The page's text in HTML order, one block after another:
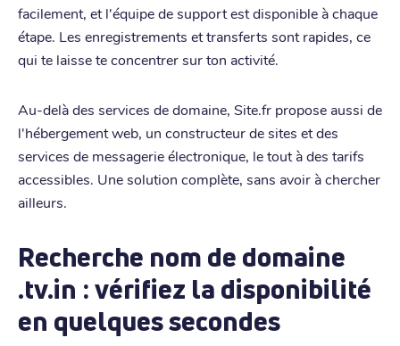
facilement, et l'équipe de support est disponible à chaque
étape. Les enregistrements et transferts sont rapides, ce
qui te laisse te concentrer sur ton activité.
Au-delà des services de domaine, Site.fr propose aussi de
l'hébergement web, un constructeur de sites et des
services de messagerie électronique, le tout à des tarifs
accessibles. Une solution complète, sans avoir à chercher
ailleurs.
Recherche nom de domaine
.tv.in : vérifiez la disponibilité
en quelques secondes